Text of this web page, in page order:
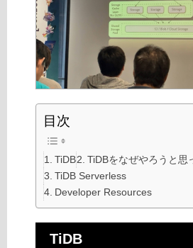
目次
TiDB
TiDBをなぜやろうと思
TiDB Serverless
Developer Resources
TiDB